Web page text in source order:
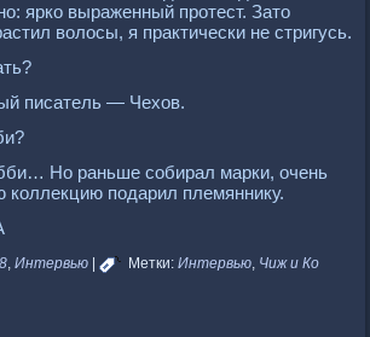
ярко выраженный протест. Зато
волосы, я практически не стригусь.
писатель — Чехов.
Но раньше собирал марки, очень
коллекцию подарил племяннику.
, Интервью| Метки: Интервью, Чиж и Ко